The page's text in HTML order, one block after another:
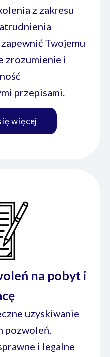
z zakresu
Twojemu
zrozumienie i
przepisami.
więcej
na pobyt i
uzyskiwanie
pozwoleń,
i legalne